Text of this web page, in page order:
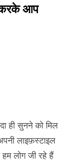
करके आप
ही सुनने को मिल
लाइफ़स्टाइल
लोग जी रहे हैं